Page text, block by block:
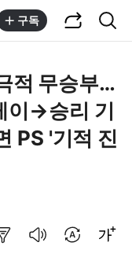
구독
적 무승부…
이→승리 기
PS '기적 진